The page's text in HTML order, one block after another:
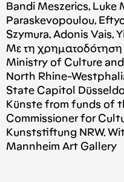
Bandi Meszerics, Luke
Paraskevopoulou,
Szymura, Adonis Vais,
Mε τη χρηματοδότηση
Ministry of Culture
North Rhine-
State Capitol
Künste from funds of
Commissioner for
Kunststiftung NRW.
Mannheim Art Gallery